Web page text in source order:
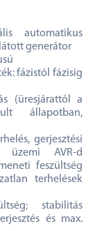
automatikus
generátor
fázistól fázisig
(üresjárattól a
állapotban,
gerjesztési
üzemi AVR-d
feszültség
terhelések
stabilitás
és max.